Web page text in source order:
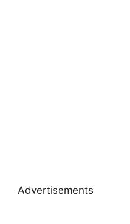
Advertisements